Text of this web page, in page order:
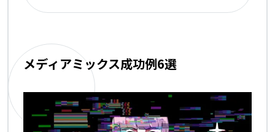
メディアミックス成功例6選